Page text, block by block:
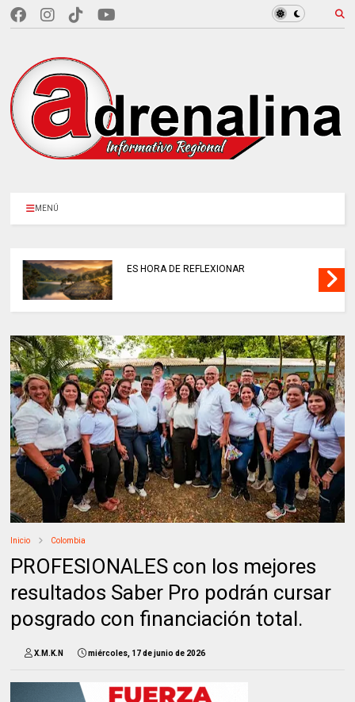
MENÚ
ES HORA DE REFLEXIONAR
Inicio Colombia
PROFESIONALES con los mejores
resultados Saber Pro podrán cursar
posgrado con financiación total.
X.M.K.N miércoles, 17 de junio de 2026